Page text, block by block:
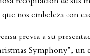
nos embeleza con
previa a su
Symphony”, un